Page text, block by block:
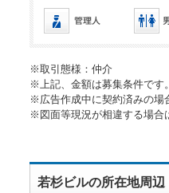
※取引態様：仲介
※上記、金額は募集条件です
※広告作成中に契約済みの場
※図面等現況が相違する場合
若杉ビルの所在地周辺